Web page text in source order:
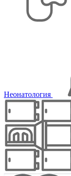
Неонатология